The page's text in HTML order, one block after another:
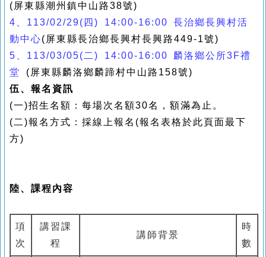
( 屏東縣潮州鎮中山路38號)
4、113/02/29(四) 14:00-16:00 長治鄉長興村活
動中心(屏東縣長治鄉長興村長興路449-1號)
5、113/03/05(二) 14:00-16:00 麟洛鄉公所3F禮
堂 (屏東縣麟洛鄉麟蹄村中山路158號)
伍、報名資訊
(一)招生名額：每場次名額30名，額滿為止。
(二)報名方式：採線上報名(報名表格於此頁面最下
方)
陸、課程內容
項
次
講習課
程
講師背景
時
數